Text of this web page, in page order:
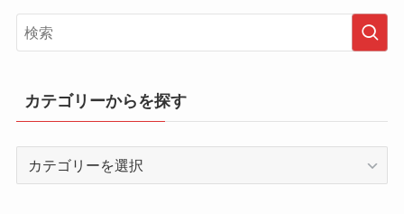
カテゴリーからを探す